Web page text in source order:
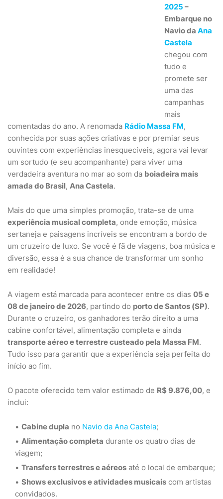
2025 –
Embarque no
Navio da Ana
Castela
chegou com
tudo e
promete ser
uma das
campanhas
mais
comentadas do ano. A renomada Rádio Massa FM,
conhecida por suas ações criativas e por premiar seus
ouvintes com experiências inesquecíveis, agora vai levar
um sortudo (e seu acompanhante) para viver uma
verdadeira aventura no mar ao som da boiadeira mais
amada do Brasil, Ana Castela.
Mais do que uma simples promoção, trata-se de uma
experiência musical completa, onde emoção, música
sertaneja e paisagens incríveis se encontram a bordo de
um cruzeiro de luxo. Se você é fã de viagens, boa música e
diversão, essa é a sua chance de transformar um sonho
em realidade!
A viagem está marcada para acontecer entre os dias 05 e
08 de janeiro de 2026, partindo do porto de Santos (SP).
Durante o cruzeiro, os ganhadores terão direito a uma
cabine confortável, alimentação completa e ainda
transporte aéreo e terrestre custeado pela Massa FM.
Tudo isso para garantir que a experiência seja perfeita do
início ao fim.
O pacote oferecido tem valor estimado de R$ 9.876,00, e
inclui:
Cabine dupla no Navio da Ana Castela;
Alimentação completa durante os quatro dias de
viagem;
Transfers terrestres e aéreos até o local de embarque;
Shows exclusivos e atividades musicais com artistas
convidados.